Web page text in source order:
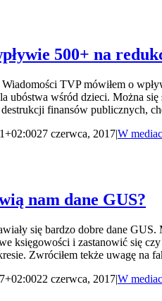
500+ na
TVP mówiłem o
ubóstwa wśród dzieci. Można
destrukcji finansów publicznych,
27 czerwca, 2017|W
nam dane GUS?
się bardzo dobre dane
księgowości i zastanowić się
Zwróciłem tekże uwagę
22 czerwca, 2017|W